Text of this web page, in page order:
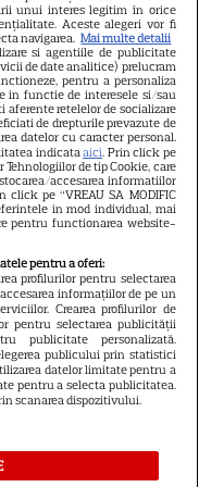
TV care ani de
știri de pe
după ce și-a
de la mare
au lăsat în urmă
strigător la Cer
al lui Dinu Maxer a
liceu de renume
Andreas, admis
cu note maxime
unui interes legitim în orice
Aceste alegeri vor fi
navigarea. Mai multe detalii
si agentiile de publicitate
de date analitice) prelucram
pentru a personaliza
in functie de interesele si/sau
retelelor de socializare
de drepturile prevazute de
datelor cu caracter personal.
indicataaici. Prin click pe
Tehnologiilor de tip Cookie, care
accesarea informatiilor
pe “VREAU SA MODIFIC
in mod individual, mai
pentru functionarea website-
pentru a oferi:
profilurilor pentru selectarea
informațiilor de pe un
Crearea profilurilor de
pentru selectarea publicității
publicitate personalizată.
publicului prin statistici
datelor limitate pentru a
pentru a selecta publicitatea.
scanarea dispozitivului.